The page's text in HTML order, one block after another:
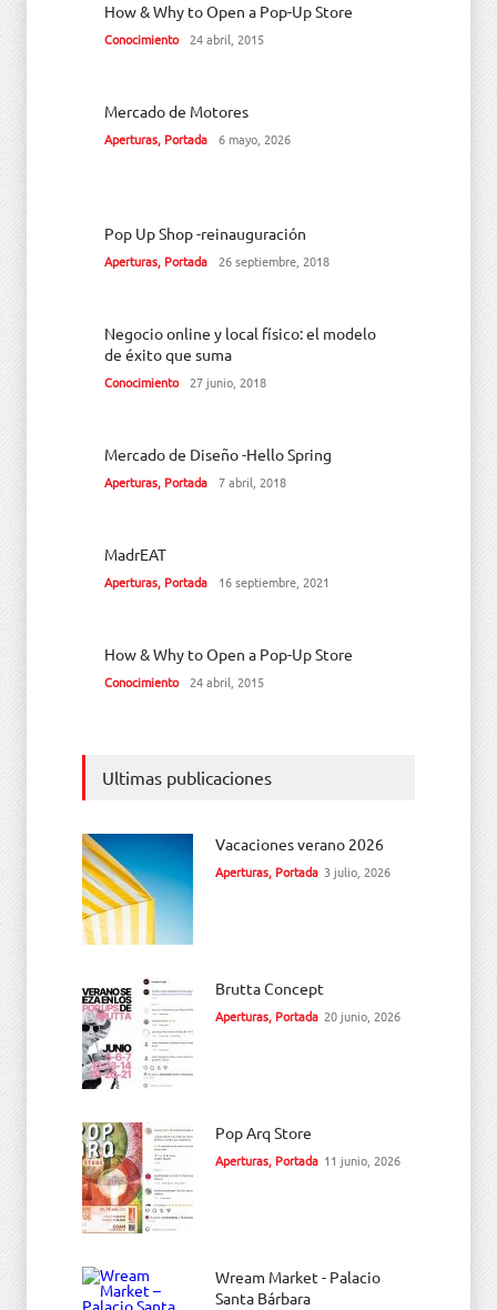
How & Why to Open a Pop-Up Store
Conocimiento 24 abril, 2015
Mercado de Motores
Aperturas, Portada 6 mayo, 2026
Pop Up Shop -reinauguración
Aperturas, Portada 26 septiembre, 2018
Negocio online y local físico: el modelo
de éxito que suma
Conocimiento 27 junio, 2018
Mercado de Diseño -Hello Spring
Aperturas, Portada 7 abril, 2018
MadrEAT
Aperturas, Portada 16 septiembre, 2021
How & Why to Open a Pop-Up Store
Conocimiento 24 abril, 2015
Ultimas publicaciones
Vacaciones verano 2026
Aperturas, Portada 3 julio, 2026
Brutta Concept
Aperturas, Portada 20 junio, 2026
Pop Arq Store
Aperturas, Portada 11 junio, 2026
Wream Market - Palacio
Santa Bárbara